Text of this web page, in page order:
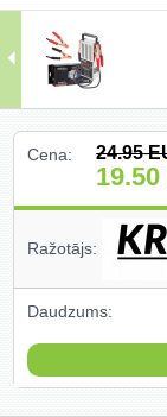
Cena: 24.95
19.50
Ražotājs:
Daudzums:
Darbarīki ar
Dārza un meža
Dimanta
diski (204)
Elektromotori (2)
Gāzes degļi un
(50)
Hidrauliskās